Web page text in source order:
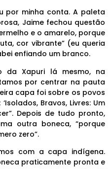
por minha conta. A paleta
Jaime fechou questão
e o amarelo, porque
cor vibrante” (eu queria
enfiando um branco.
da Xapuri lá mesmo, na
por centrar na pauta
capa foi sobre os povos
Bravos, Livres: Um
Depois de tudo pronto,
outra boneca, “porque
zero”.
com a capa indígena.
praticamente pronta e